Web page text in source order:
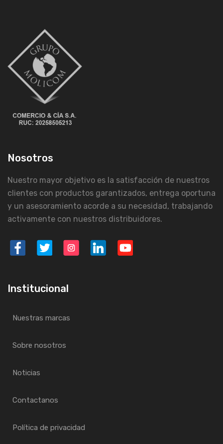
Nosotros
Nuestro mayor objetivo es la satisfacción de nuestros
clientes con productos garantizados, entrega oportuna
y un asesoramiento acorde a su necesidad, trabajando
activamente con nuestros distribuidores.
Institucional
Nuestras marcas
Sobre nosotros
Noticias
Contactanos
Política de privacidad